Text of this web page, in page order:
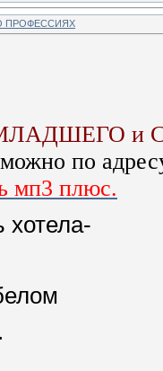
ПРОФЕССИЯХ
и
по
мп3 плюс.
хотела-